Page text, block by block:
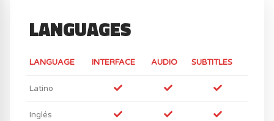
LANGUAGES
LANGUAGE INTERFACE AUDIO SUBTITLES
Latino
Inglés